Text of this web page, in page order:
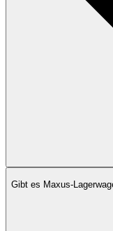
Gibt es Maxus-